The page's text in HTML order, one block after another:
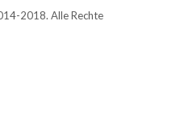
2018. Alle Rechte